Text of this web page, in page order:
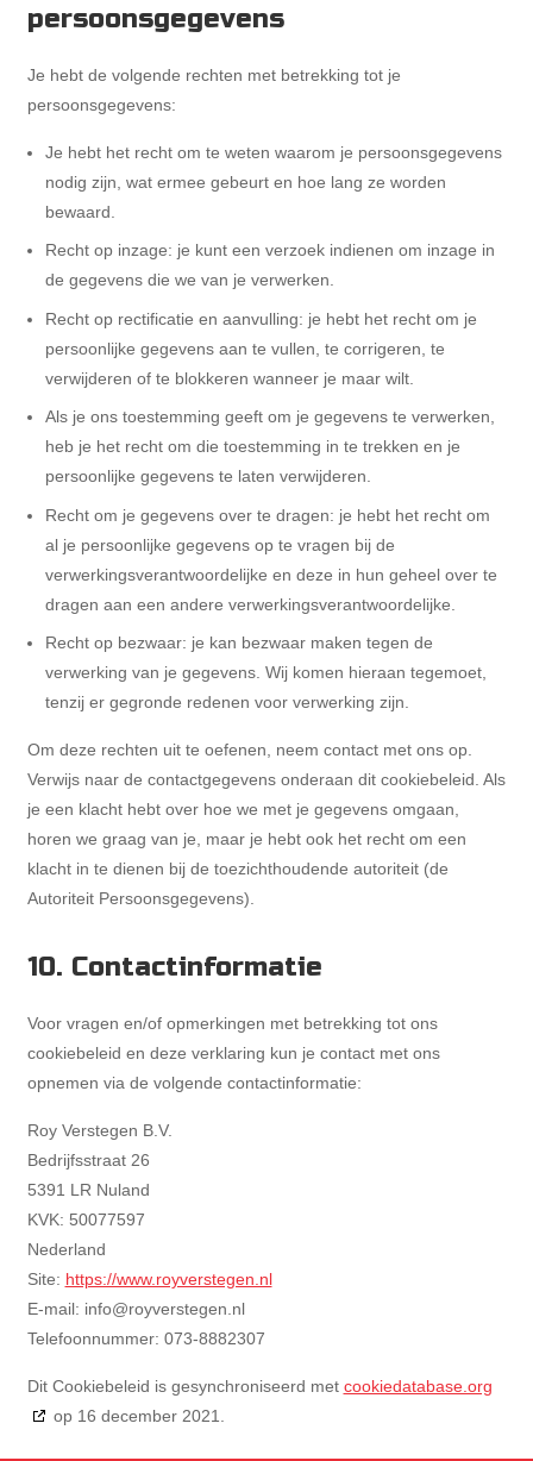
persoonsgegevens
Je hebt de volgende rechten met betrekking tot je
persoonsgegevens:
Je hebt het recht om te weten waarom je persoonsgegevens
nodig zijn, wat ermee gebeurt en hoe lang ze worden
bewaard.
Recht op inzage: je kunt een verzoek indienen om inzage in
de gegevens die we van je verwerken.
Recht op rectificatie en aanvulling: je hebt het recht om je
persoonlijke gegevens aan te vullen, te corrigeren, te
verwijderen of te blokkeren wanneer je maar wilt.
Als je ons toestemming geeft om je gegevens te verwerken,
heb je het recht om die toestemming in te trekken en je
persoonlijke gegevens te laten verwijderen.
Recht om je gegevens over te dragen: je hebt het recht om
al je persoonlijke gegevens op te vragen bij de
verwerkingsverantwoordelijke en deze in hun geheel over te
dragen aan een andere verwerkingsverantwoordelijke.
Recht op bezwaar: je kan bezwaar maken tegen de
verwerking van je gegevens. Wij komen hieraan tegemoet,
tenzij er gegronde redenen voor verwerking zijn.
Om deze rechten uit te oefenen, neem contact met ons op.
Verwijs naar de contactgegevens onderaan dit cookiebeleid. Als
je een klacht hebt over hoe we met je gegevens omgaan,
horen we graag van je, maar je hebt ook het recht om een
klacht in te dienen bij de toezichthoudende autoriteit (de
Autoriteit Persoonsgegevens).
10. Contactinformatie
Voor vragen en/of opmerkingen met betrekking tot ons
cookiebeleid en deze verklaring kun je contact met ons
opnemen via de volgende contactinformatie:
Roy Verstegen B.V.
Bedrijfsstraat 26
5391 LR Nuland
KVK: 50077597
Nederland
Site: https://www.royverstegen.nl
E-mail: info@royverstegen.nl
Telefoonnummer: 073-8882307
Dit Cookiebeleid is gesynchroniseerd met cookiedatabase.org
op 16 december 2021.